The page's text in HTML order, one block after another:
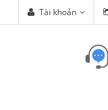
Tài khoản